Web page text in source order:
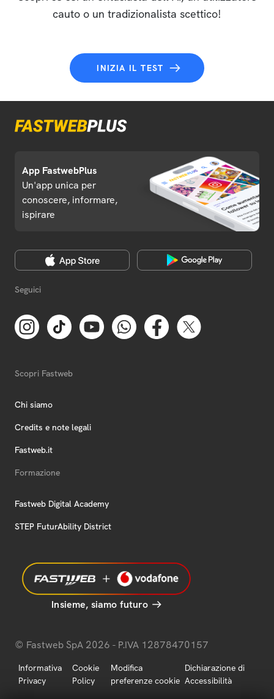
cauto o un tradizionalista scettico!
INIZIA IL TEST
App FastwebPlus
Un'app unica per
conoscere, informare,
ispirare
Seguici
Scopri Fastweb
Chi siamo
Credits e note legali
Fastweb.it
Formazione
Fastweb Digital Academy
STEP FuturAbility District
Insieme, siamo futuro
© Fastweb SpA 2026 - P.IVA 12878470157
Informativa
Privacy
Cookie
Policy
Modifica
preferenze cookie
Dichiarazione di
Accessibilità